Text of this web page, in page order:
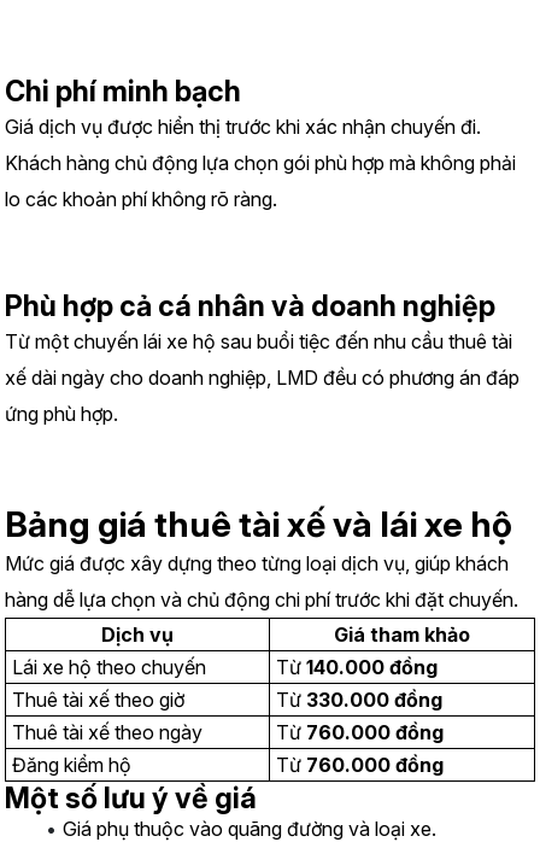
Chi phí minh bạch
Giá dịch vụ được hiển thị trước khi xác nhận chuyến đi.
Khách hàng chủ động lựa chọn gói phù hợp mà không phải
lo các khoản phí không rõ ràng.
Phù hợp cả cá nhân và doanh nghiệp
Từ một chuyến lái xe hộ sau buổi tiệc đến nhu cầu thuê tài
xế dài ngày cho doanh nghiệp, LMD đều có phương án đáp
ứng phù hợp.
Bảng giá thuê tài xế và lái xe hộ
Mức giá được xây dựng theo từng loại dịch vụ, giúp khách
hàng dễ lựa chọn và chủ động chi phí trước khi đặt chuyến.
Dịch vụ
Giá tham khảo
Lái xe hộ theo chuyến
Từ 140.000 đồng
Thuê tài xế theo giờ
Từ 330.000 đồng
Thuê tài xế theo ngày
Từ 760.000 đồng
Đăng kiểm hộ
Từ 760.000 đồng
Một số lưu ý về giá
Giá phụ thuộc vào quãng đường và loại xe.